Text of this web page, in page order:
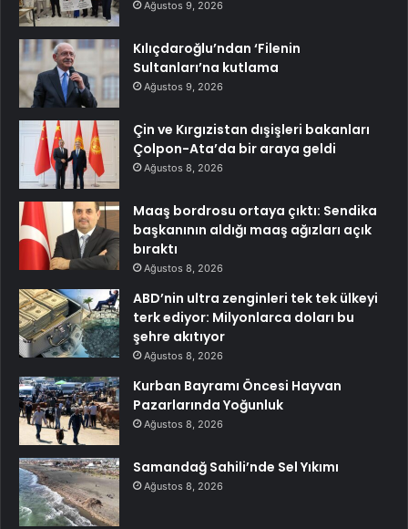
Ağustos 9, 2026
Kılıçdaroğlu’ndan ‘Filenin
Sultanları’na kutlama
Ağustos 9, 2026
Çin ve Kırgızistan dışişleri bakanları
Çolpon-Ata’da bir araya geldi
Ağustos 8, 2026
Maaş bordrosu ortaya çıktı: Sendika
başkanının aldığı maaş ağızları açık
bıraktı
Ağustos 8, 2026
ABD’nin ultra zenginleri tek tek ülkeyi
terk ediyor: Milyonlarca doları bu
şehre akıtıyor
Ağustos 8, 2026
Kurban Bayramı Öncesi Hayvan
Pazarlarında Yoğunluk
Ağustos 8, 2026
Samandağ Sahili’nde Sel Yıkımı
Ağustos 8, 2026